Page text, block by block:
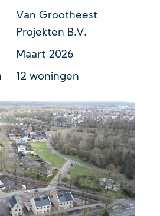
Van Grootheest
Projekten B.V.
Maart 2026
12 woningen